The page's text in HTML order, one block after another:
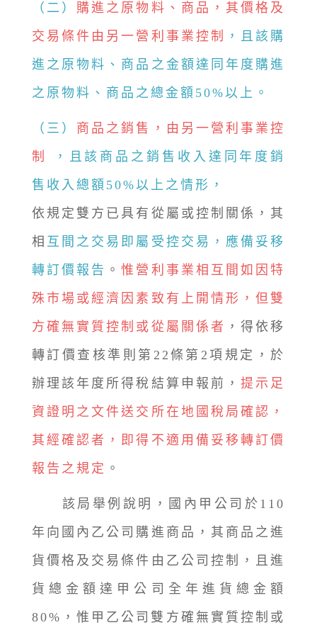
（二） 購進之原物料、商品，其價格及
交易條件由另一營利事業控制
，且該購
進之原物料、商品之金額達同年度購進
之原物料、商品之總金額50%以上。
（三） 商品之銷售，由另一營利事業控
制
，且該商品之銷售收入達同年度銷
售收入總額50%以上之情形，
依規定雙方已具有從屬或控制關係，其
相 互間之交易即屬受控交易，應備妥移
轉訂價報告 。惟營利事業相互間如因特
殊市場或經濟因素致有上開情形，但雙
方確無實質控制或從屬關係者 ，得依移
轉訂價查核準則第22條第2項規定，於
辦理該年度所得稅結算申報前，提示足
資證明之文件送交所在地國稅局確認，
其經確認者，即得不適用備妥移轉訂價
報告之規定 。
該局舉例說明，國內甲公司於110
年向國內乙公司購進商品，其商品之進
貨價格及交易條件由乙公司控制，且進
貨總金額達甲公司全年進貨總金額
80%，惟甲乙公司雙方確無實質控制或